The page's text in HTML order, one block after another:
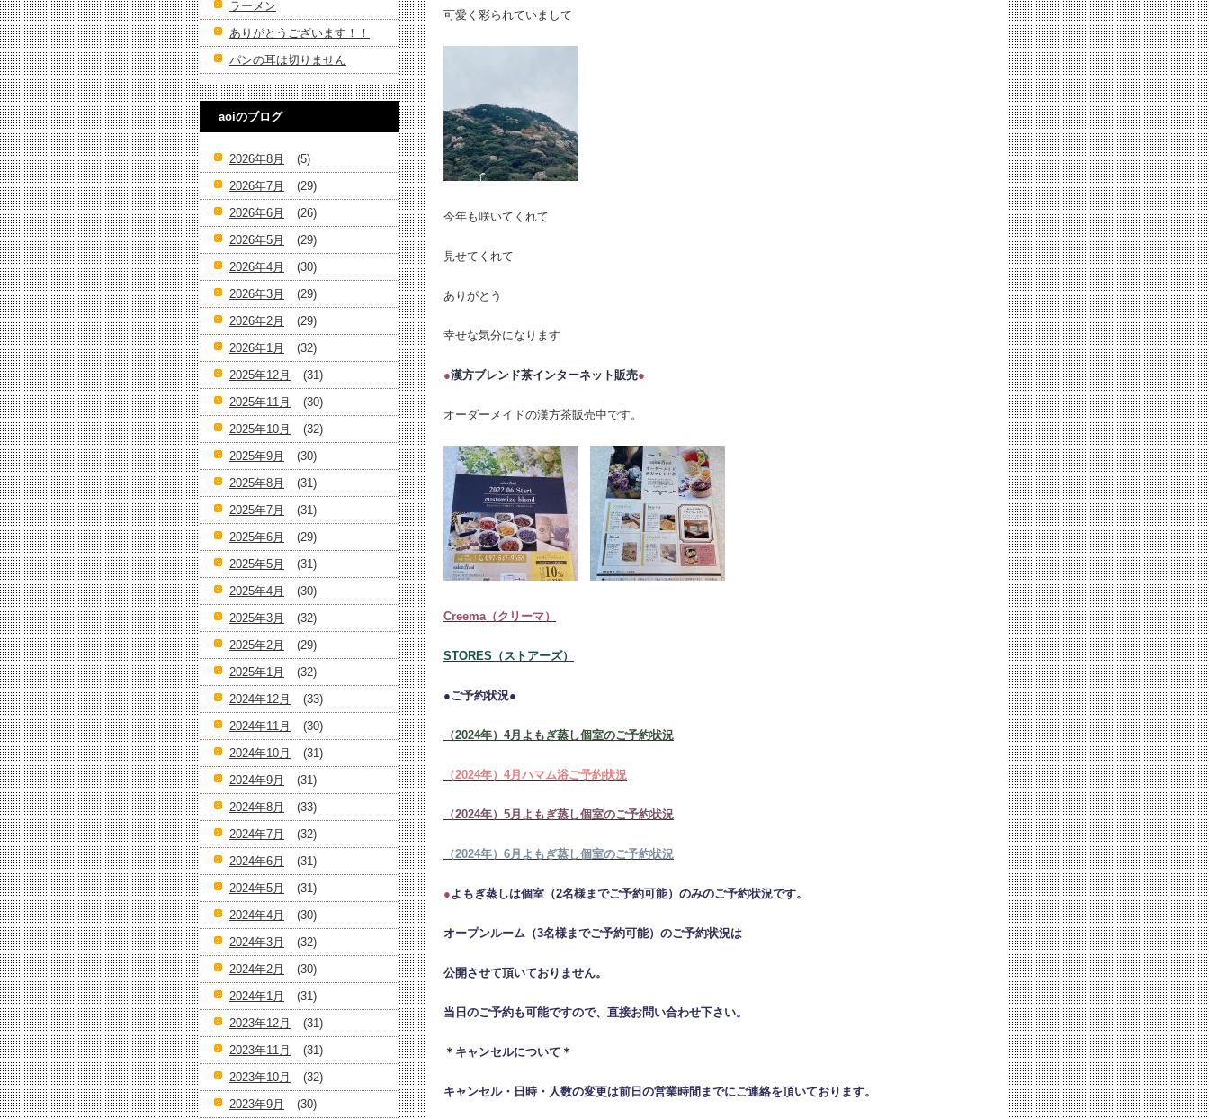
可愛く彩られていまして
今年も咲いてくれて
見せてくれて
ありがとう
幸せな気分になります
●漢方ブレンド茶インターネット販売●
オーダーメイドの漢方茶販売中です。
Creema（クリーマ）
STORES（ストアーズ）
●ご予約状況●
（2024年）4月よもぎ蒸し個室のご予約状況
（2024年）4月ハマム浴ご予約状況
（2024年）5月よもぎ蒸し個室のご予約状況
（2024年）6月よもぎ蒸し個室のご予約状況
●よもぎ蒸しは個室（2名様までご予約可能）のみのご予約状況です。
オープンルーム（3名様までご予約可能）のご予約状況は
公開させて頂いておりません。
当日のご予約も可能ですので、直接お問い合わせ下さい。
＊キャンセルについて＊
キャンセル・日時・人数の変更は前日の営業時間までにご連絡を頂いております。
ラーメン
ありがとうございます！！
パンの耳は切りません
aoiのブログ
2026年8月
(5)
2026年7月
(29)
2026年6月
(26)
2026年5月
(29)
2026年4月
(30)
2026年3月
(29)
2026年2月
(29)
2026年1月
(32)
2025年12月
(31)
2025年11月
(30)
2025年10月
(32)
2025年9月
(30)
2025年8月
(31)
2025年7月
(31)
2025年6月
(29)
2025年5月
(31)
2025年4月
(30)
2025年3月
(32)
2025年2月
(29)
2025年1月
(32)
2024年12月
(33)
2024年11月
(30)
2024年10月
(31)
2024年9月
(31)
2024年8月
(33)
2024年7月
(32)
2024年6月
(31)
2024年5月
(31)
2024年4月
(30)
2024年3月
(32)
2024年2月
(30)
2024年1月
(31)
2023年12月
(31)
2023年11月
(31)
2023年10月
(32)
2023年9月
(30)